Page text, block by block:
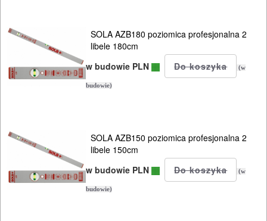
DREWNA
OBRÓBKA
METALU
I
RĘCZNE
NARZĘDZIA
I
SOLA AZB180 poziomica profesjonalna 2
libele 180cm
w budowie PLN
(w
budowie)
SOLA AZB150 poziomica profesjonalna 2
libele 150cm
w budowie PLN
(w
budowie)